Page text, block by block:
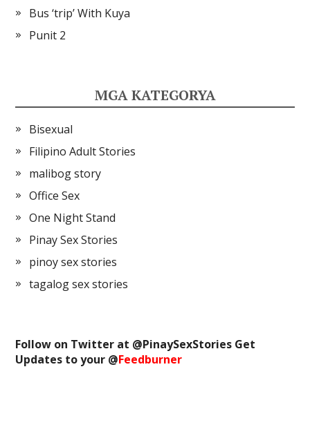
Bus ‘trip’ With Kuya
Punit 2
MGA KATEGORYA
Bisexual
Filipino Adult Stories
malibog story
Office Sex
One Night Stand
Pinay Sex Stories
pinoy sex stories
tagalog sex stories
Follow on Twitter at @PinaySexStories Get
Updates to your @Feedburner